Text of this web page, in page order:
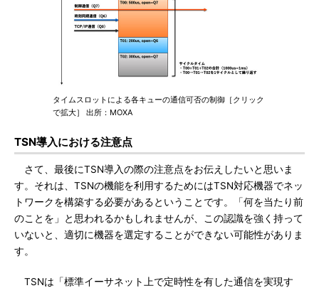
タイムスロットによる各キューの通信可否の制御［クリック
で拡大］ 出所：MOXA
TSN導入における注意点
さて、最後にTSN導入の際の注意点をお伝えしたいと思いま
す。それは、TSNの機能を利用するためにはTSN対応機器でネッ
トワークを構築する必要があるということです。「何を当たり前
のことを」と思われるかもしれませんが、この認識を強く持って
いないと、適切に機器を選定することができない可能性がありま
す。
TSNは「標準イーサネット上で定時性を有した通信を実現す